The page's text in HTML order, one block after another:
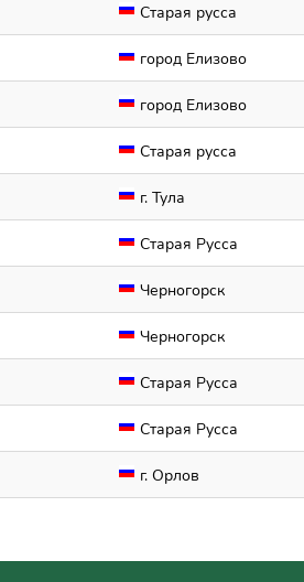
Старая русса
город Елизово
город Елизово
Старая русса
г. Тула
Старая Русса
Черногорск
Черногорск
Старая Русса
Старая Русса
г. Орлов